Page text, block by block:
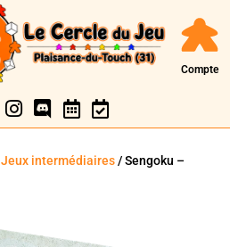
Compte
Jeux intermédiaires/ Sengoku –